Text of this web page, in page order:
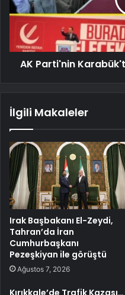
AK Parti'nin
İlgili Makaleler
Irak Başbakanı El-Zeydi,
Tahran’da İran
Cumhurbaşkanı
Pezeşkiyan ile görüştü
Ağustos 7, 2026
Kırıkkale’de Trafik Kazası…